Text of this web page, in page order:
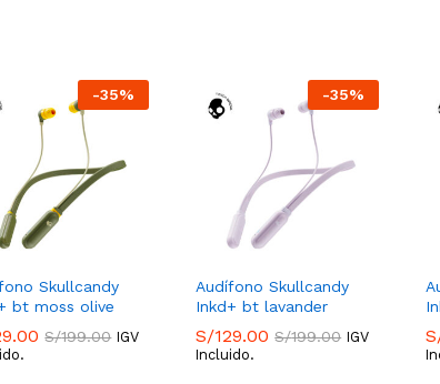
-35%
Skullcandy
bt moss olive
S/199.00 IGV
-35%
Audífono Skullcandy
Inkd+ bt lavander
S/129.00 S/199.00 IGV
Incluido.